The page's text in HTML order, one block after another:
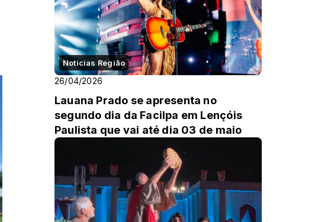
Notícias Região
26/04/2026
Lauana Prado se apresenta no
segundo dia da Facilpa em Lençóis
Paulista que vai até dia 03 de maio